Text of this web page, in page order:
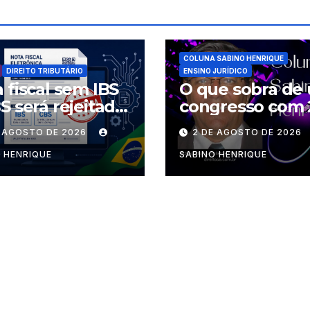
DIREITO TRIBUTÁRIO
fiscal sem IBS
será rejeitada
desta
feira
DE 2026
COLUNA SABINO HENRIQUE
ENSINO JURÍDICO
O que sobra de
congresso com
palestrantes?
2 DE AGOSTO DE 2026
SABINO HENRIQUE